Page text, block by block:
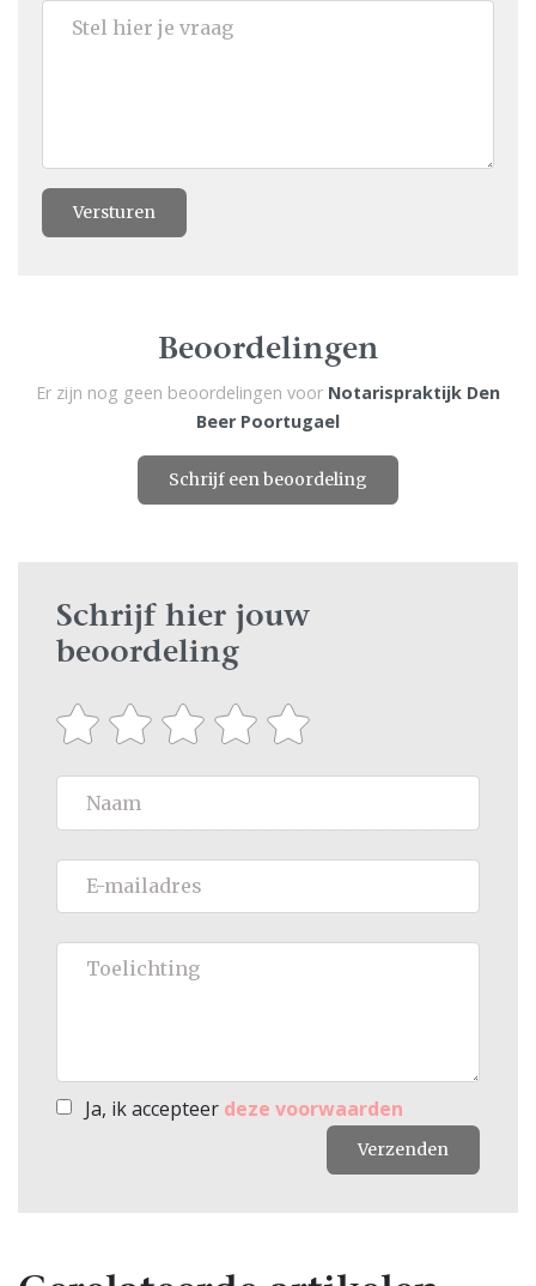
Versturen
Beoordelingen
Er zijn nog geen beoordelingen voor Notarispraktijk Den
Beer Poortugael
Schrijf een beoordeling
Schrijf hier jouw
beoordeling
Ja, ik accepteer deze voorwaarden
Verzenden